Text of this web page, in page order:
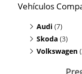
Vehículos
Audi (7)
A6 2.5 TDI
A6 2.5 TDI
Skoda (3)
Superb
Volkswagen